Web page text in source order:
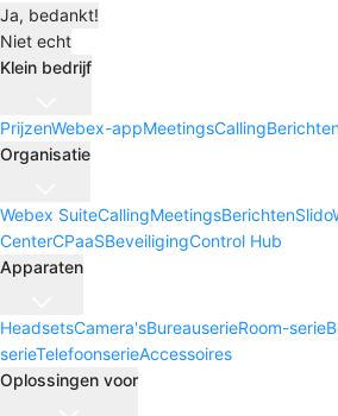
Ja, bedankt!
Niet echt
Klein bedrijf
PrijzenWebex-appMeetingsCalling
Organisatie
Webex SuiteCallingMeetingsBerichtenSlido
CenterCPaaSBeveiligingControl Hub
Apparaten
HeadsetsCamera'sBureauserieRoom-serie
serieTelefoonserieAccessoires
Oplossingen voor